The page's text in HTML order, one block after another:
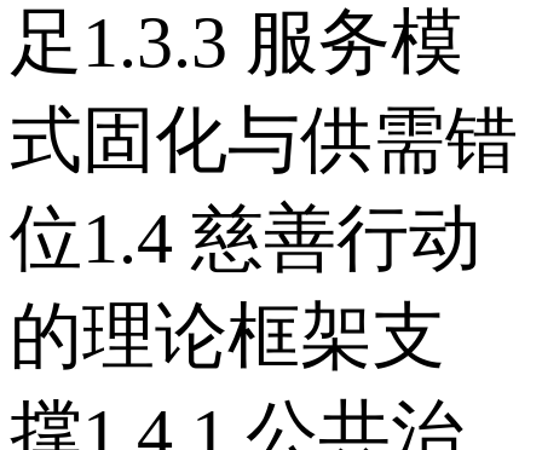
足 1.3.3 服务模
式固化与供需错
位 1.4 慈善行动
的理论框架支